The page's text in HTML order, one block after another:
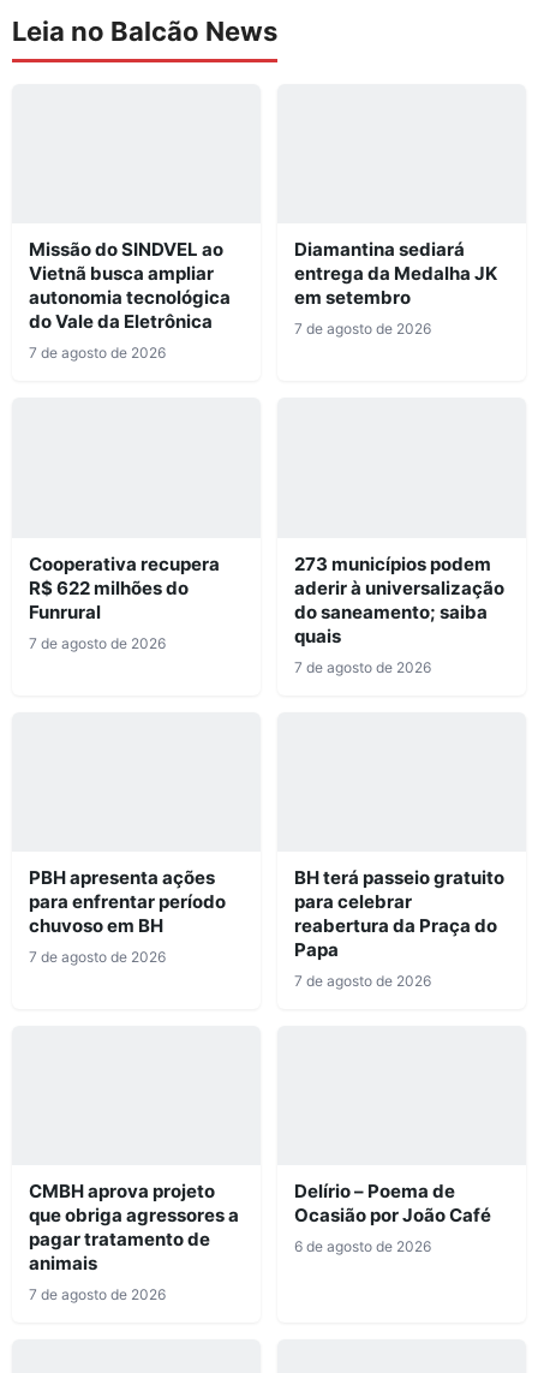
Leia no Balcão News
Missão do SINDVEL ao
Vietnã busca ampliar
autonomia tecnológica
do Vale da Eletrônica
7 de agosto de 2026
Diamantina sediará
entrega da Medalha JK
em setembro
7 de agosto de 2026
Cooperativa recupera
R$ 622 milhões do
Funrural
7 de agosto de 2026
273 municípios podem
aderir à universalização
do saneamento; saiba
quais
7 de agosto de 2026
PBH apresenta ações
para enfrentar período
chuvoso em BH
7 de agosto de 2026
BH terá passeio gratuito
para celebrar
reabertura da Praça do
Papa
7 de agosto de 2026
CMBH aprova projeto
que obriga agressores a
pagar tratamento de
animais
7 de agosto de 2026
Delírio – Poema de
Ocasião por João Café
6 de agosto de 2026